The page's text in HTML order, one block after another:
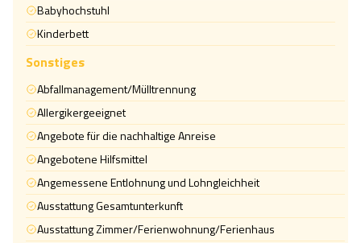
Babyhochstuhl
Kinderbett
Sonstiges
Abfallmanagement/Mülltrennung
Allergikergeeignet
Angebote für die nachhaltige Anreise
Angebotene Hilfsmittel
Angemessene Entlohnung und Lohngleichheit
Ausstattung Gesamtunterkunft
Ausstattung Zimmer/Ferienwohnung/Ferienhaus